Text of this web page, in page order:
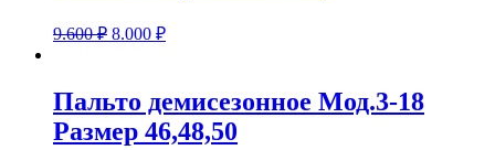
9.600₽ 8.000 ₽
Пальто демисезонное Мод.3-18
Размер 46,48,50